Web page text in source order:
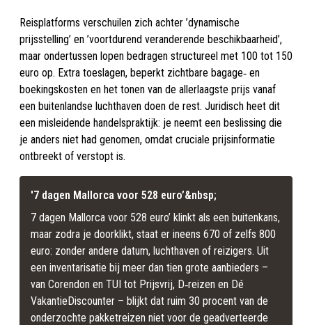
Reisplatforms verschuilen zich achter ’dynamische
prijsstelling’ en ’voortdurend veranderende beschikbaarheid’,
maar ondertussen lopen bedragen structureel met 100 tot 150
euro op. Extra toeslagen, beperkt zichtbare bagage‑ en
boekingskosten en het tonen van de allerlaagste prijs vanaf
een buitenlandse luchthaven doen de rest. Juridisch heet dit
een misleidende handelspraktijk: je neemt een beslissing die
je anders niet had genomen, omdat cruciale prijsinformatie
ontbreekt of verstopt is.
'7 dagen Mallorca voor 528 euro’&nbsp;
7 dagen Mallorca voor 528 euro’ klinkt als een buitenkans,
maar zodra je doorklikt, staat er ineens 670 of zelfs 800
euro: zonder andere datum, luchthaven of reizigers. Uit
een inventarisatie bij meer dan tien grote aanbieders –
van Corendon en TUI tot Prijsvrij, D‑reizen en Dé
VakantieDiscounter – blijkt dat ruim 30 procent van de
onderzochte pakketreizen niet voor de geadverteerde